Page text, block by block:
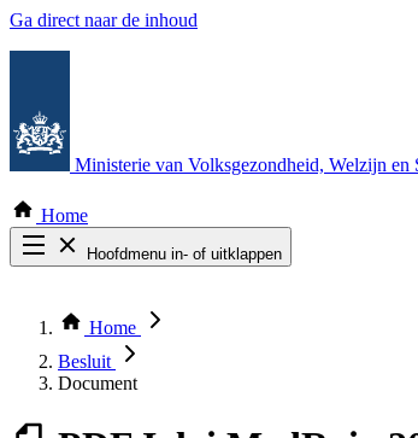
Ga direct naar de inhoud
Ministerie van Volksgezondheid, Welzijn en
Home
Hoofdmenu in- of uitklappen
Thema COVID-19
Bekijk per bestuursorgaan
Home
Besluit
Document